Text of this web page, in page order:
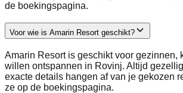
de boekingspagina.
Voor wie is Amarin Resort geschikt?
Amarin Resort is geschikt voor gezinnen,
willen ontspannen in Rovinj. Altijd
exacte details hangen af van je gekozen
ze op de boekingspagina.